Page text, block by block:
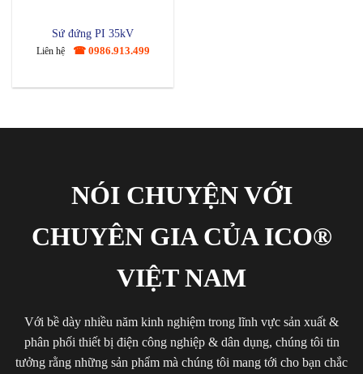
Sứ đứng PI 35kV
Liên hệ ☎ 0986.913.499
NÓI CHUYỆN VỚI
CHUYÊN GIA CỦA ICO®
VIỆT NAM
Với bề dày nhiều năm kinh nghiệm trong lĩnh vực sản xuất &
phân phối thiết bị điện công nghiệp & dân dụng, chúng tôi tin
tưởng rằng những sản phẩm mà chúng tôi mang tới cho bạn chắc